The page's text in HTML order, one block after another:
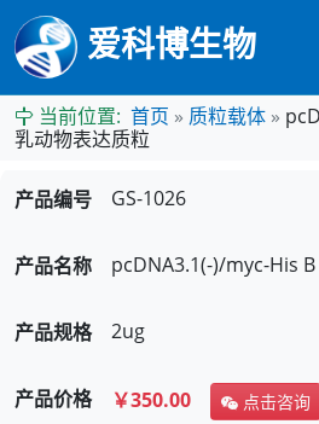
爱科博生物
当前位置: 首页 » 质粒载体 »
乳动物表达质粒
产品编号 GS-1026
产品名称 pcDNA3.1(-)/myc-His B
产品规格 2ug
产品价格 ￥350.00 点击咨询